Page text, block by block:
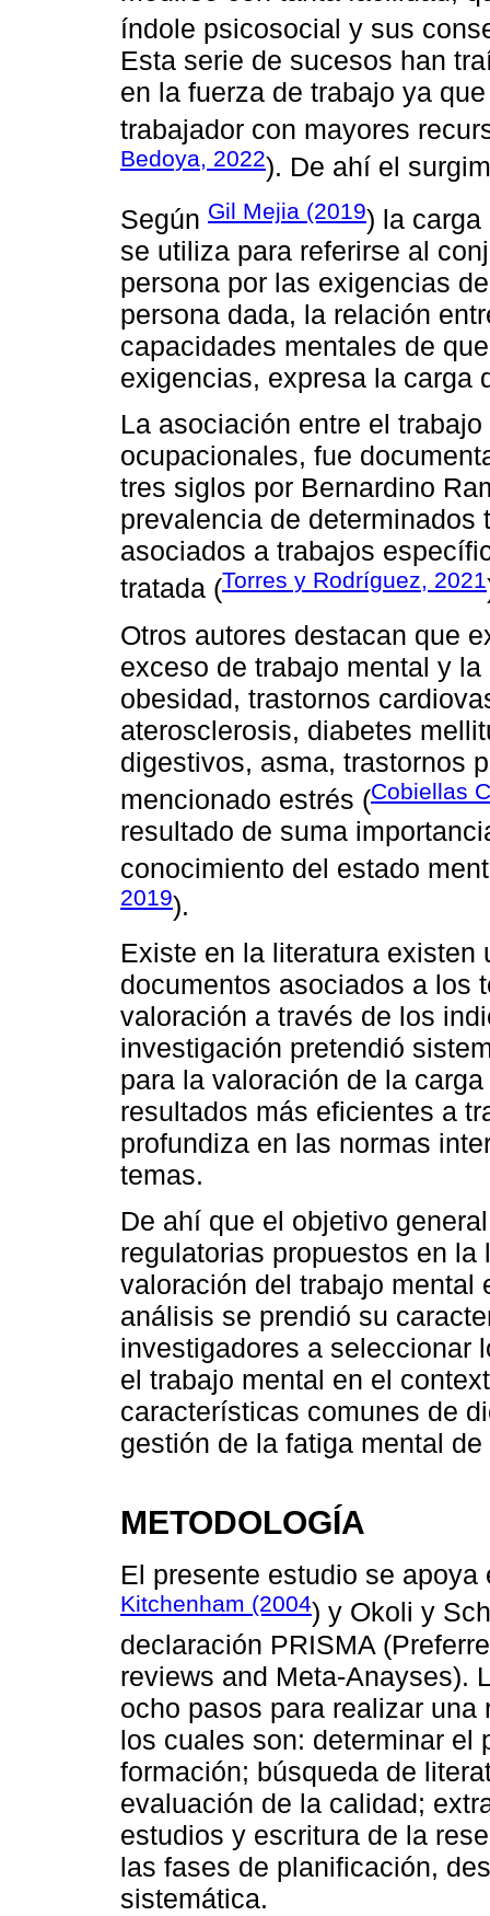
índole psicosocial y sus
Esta serie de sucesos han
en la fuerza de trabajo ya
trabajador con mayores
Bedoya, 2022). De ahí el
Según Gil Mejia (2019) la carga
se utiliza para referirse al
persona por las exigencias
persona dada, la relación
capacidades mentales de
exigencias, expresa la carga
La asociación entre el
ocupacionales, fue
tres siglos por Bernardino
prevalencia de
asociados a trabajos
tratada (Torres y Rodríguez, 2021
Otros autores destacan que
exceso de trabajo mental y
obesidad, trastornos
aterosclerosis, diabetes
digestivos, asma, trastornos
mencionado estrés (Cobiellas
resultado de suma
conocimiento del estado
2019).
Existe en la literatura
documentos asociados a los
valoración a través de los
investigación pretendió
para la valoración de la
resultados más eficientes a
profundiza en las normas
temas.
De ahí que el objetivo
regulatorias propuestos en
valoración del trabajo mental
análisis se prendió su
investigadores a seleccionar
el trabajo mental en el
características comunes de
gestión de la fatiga mental de
METODOLOGÍA
El presente estudio se
Kitchenham (2004) y Okoli y
declaración PRISMA
reviews and Meta-Anayses).
ocho pasos para realizar
los cuales son: determinar el
formación; búsqueda de
evaluación de la calidad;
estudios y escritura de la
las fases de planificación,
sistemática.